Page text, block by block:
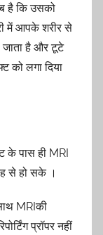
है कि उसको
में आपके शरीर से
जाता है और टूटे
को लगा दिया
के पास ही MRI
से हो सके ।
MRIकी
प्रॉपर नहीं